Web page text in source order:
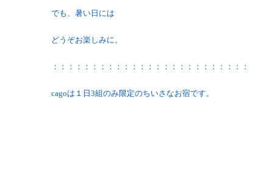
でも、暑い日には
どうぞお楽しみに。
：：：：：：：：：：：：：：：：：：：：：：：：：
cagoは１日3組のみ限定のちいさなお宿です。